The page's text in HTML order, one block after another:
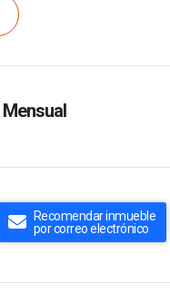
Mensual
Recomendar inmueble
por correo electrónico